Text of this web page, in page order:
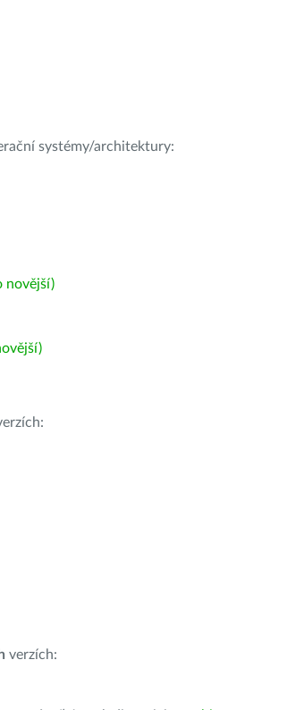
systémy/architektury:
novější)
verzích: